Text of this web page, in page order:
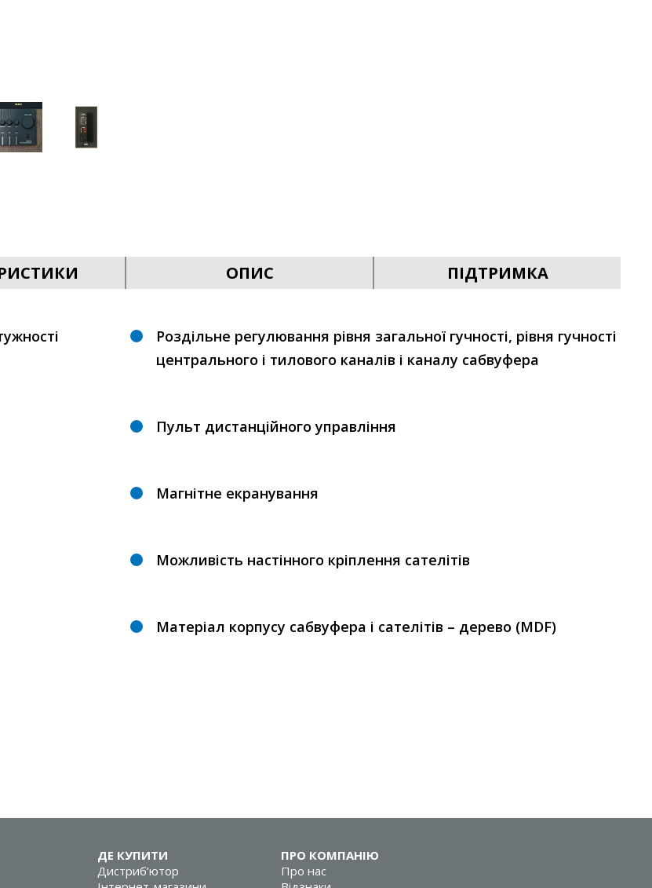
ОПИС ПІДТРИМКА
Роздільне регулювання рівня загальної гучності, рівня гучності
центрального і тилового каналів і каналу сабвуфера
Пульт дистанційного управління
Магнітне екранування
Можливість настінного кріплення сателітів
Матеріал корпусу сабвуфера і сателітів – дерево (MDF)
ДЕ КУПИТИ
Дистриб’ютор
ПРО КОМПАНІЮ
Про нас